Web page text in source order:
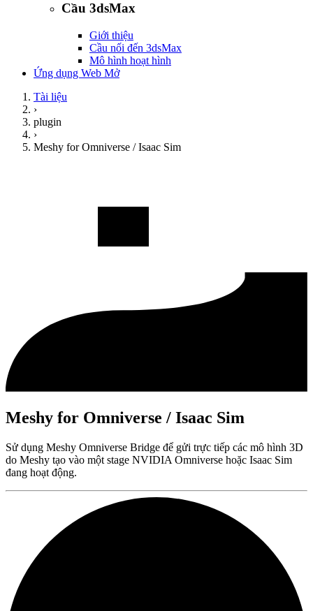
Cầu 3dsMax
Giới thiệu
Cầu nối đến 3dsMax
Mô hình hoạt hình
Ứng dụng Web Mở
Tài liệu
›
plugin
›
Meshy for Omniverse / Isaac Sim
Meshy for Omniverse / Isaac Sim
Sử dụng Meshy Omniverse Bridge để gửi trực tiếp các mô hình 3D
do Meshy tạo vào một stage NVIDIA Omniverse hoặc Isaac Sim
đang hoạt động.